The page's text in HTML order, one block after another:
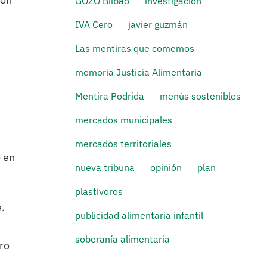
IVA Cero
javier guzmán
Las mentiras que comemos
memoria Justicia Alimentaria
Mentira Podrida
menús sostenibles
mercados municipales
mercados territoriales
nueva tribuna
opinión
plan
plastívoros
publicidad alimentaria infantil
soberanía alimentaria